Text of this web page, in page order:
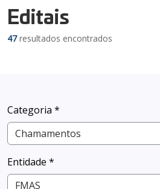
Editais
47resultados encontrados
Categoria *
Entidade *